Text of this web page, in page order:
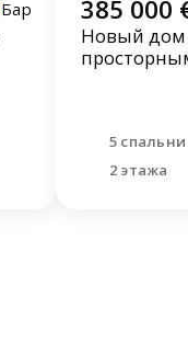
Бар 385 000
Новый дом в Херцег Нови с
5 спальни
2 этажа